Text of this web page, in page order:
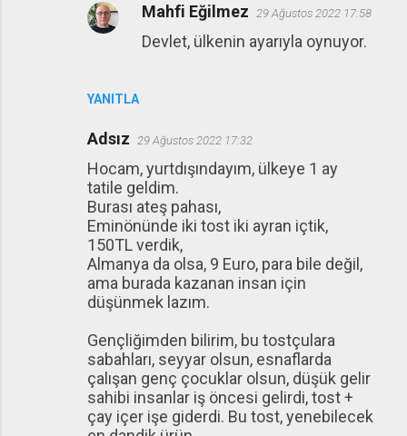
YANITLA
Mahfi Eğilmez 29 Ağustos 2022 17:58
Devlet, ülkenin ayarıyla oynuyor.
Adsız 29 Ağustos 2022 17:32
Hocam, yurtdışındayım, ülkeye 1 ay
tatile geldim.
Burası ateş pahası,
Eminönünde iki tost iki ayran içtik,
150TL verdik,
Almanya da olsa, 9 Euro, para bile değil,
ama burada kazanan insan için
düşünmek lazım.
Gençliğimden bilirim, bu tostçulara
sabahları, seyyar olsun, esnaflarda
çalışan genç çocuklar olsun, düşük gelir
sahibi insanlar iş öncesi gelirdi, tost +
çay içer işe giderdi. Bu tost, yenebilecek